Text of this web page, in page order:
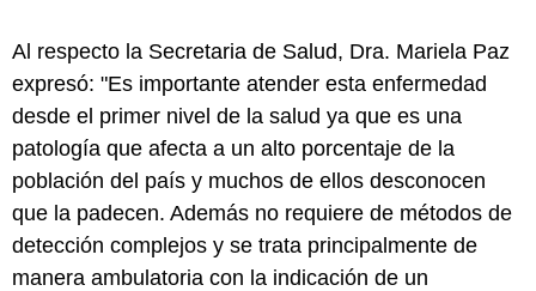
Al respecto la Secretaria de Salud, Dra. Mariela Paz
expresó: "Es importante atender esta enfermedad
desde el primer nivel de la salud ya que es una
patología que afecta a un alto porcentaje de la
población del país y muchos de ellos desconocen
que la padecen. Además no requiere de métodos de
detección complejos y se trata principalmente de
manera ambulatoria con la indicación de un